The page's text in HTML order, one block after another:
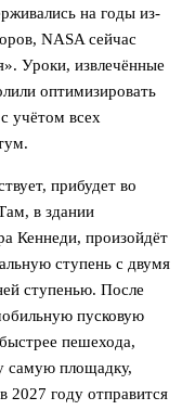
на годы из-
NASA сейчас
Уроки, извлечённые
оптимизировать
учётом всех
прибудет во
в здании
Кеннеди, произойдёт
ступень с двумя
ступенью. После
пусковую
пешехода,
самую площадку,
2027 году отправится